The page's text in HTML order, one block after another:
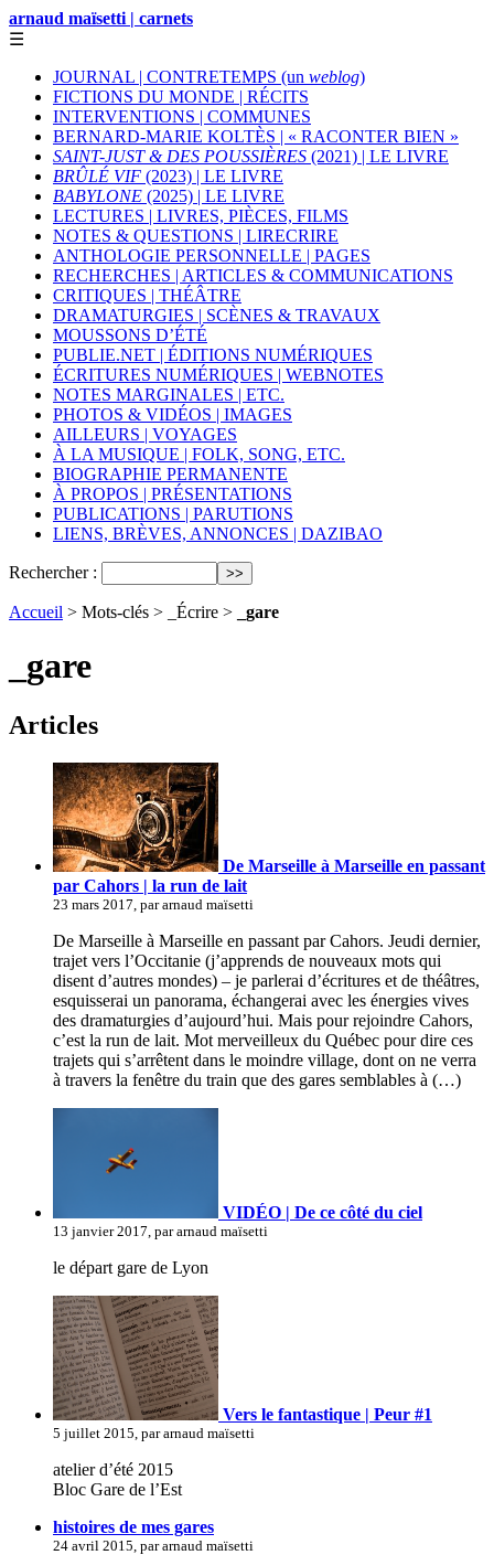
arnaud maïsetti | carnets
☰
JOURNAL | CONTRETEMPS (un weblog)
FICTIONS DU MONDE | RÉCITS
INTERVENTIONS | COMMUNES
BERNARD-MARIE KOLTÈS | « RACONTER BIEN »
SAINT-JUST & DES POUSSIÈRES (2021) | LE LIVRE
BRÛLÉ VIF (2023) | LE LIVRE
BABYLONE (2025) | LE LIVRE
LECTURES | LIVRES, PIÈCES, FILMS
NOTES & QUESTIONS | LIRECRIRE
ANTHOLOGIE PERSONNELLE | PAGES
RECHERCHES | ARTICLES & COMMUNICATIONS
CRITIQUES | THÉÂTRE
DRAMATURGIES | SCÈNES & TRAVAUX
MOUSSONS D’ÉTÉ
PUBLIE.NET | ÉDITIONS NUMÉRIQUES
ÉCRITURES NUMÉRIQUES | WEBNOTES
NOTES MARGINALES | ETC.
PHOTOS & VIDÉOS | IMAGES
AILLEURS | VOYAGES
À LA MUSIQUE | FOLK, SONG, ETC.
BIOGRAPHIE PERMANENTE
À PROPOS | PRÉSENTATIONS
PUBLICATIONS | PARUTIONS
LIENS, BRÈVES, ANNONCES | DAZIBAO
Rechercher :
Accueil > Mots-clés > _Écrire > _gare
_gare
Articles
De Marseille à Marseille en passant
par Cahors | la run de lait
23 mars 2017, par arnaud maïsetti
De Marseille à Marseille en passant par Cahors. Jeudi dernier,
trajet vers l’Occitanie (j’apprends de nouveaux mots qui
disent d’autres mondes) – je parlerai d’écritures et de théâtres,
esquisserai un panorama, échangerai avec les énergies vives
des dramaturgies d’aujourd’hui. Mais pour rejoindre Cahors,
c’est la run de lait. Mot merveilleux du Québec pour dire ces
trajets qui s’arrêtent dans le moindre village, dont on ne verra
à travers la fenêtre du train que des gares semblables à (…)
VIDÉO | De ce côté du ciel
13 janvier 2017, par arnaud maïsetti
le départ gare de Lyon
Vers le fantastique | Peur #1
5 juillet 2015, par arnaud maïsetti
atelier d’été 2015
Bloc Gare de l’Est
histoires de mes gares
24 avril 2015, par arnaud maïsetti